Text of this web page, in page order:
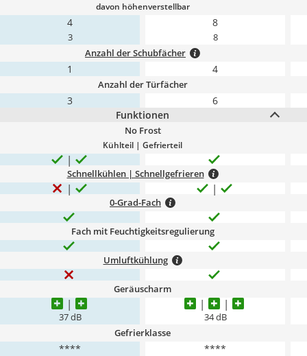
davon höhenverstellbar
4
3
8
8
Anzahl der Schubfächer
1 4
Anzahl der Türfächer
3
6
Funktionen
No Frost
Kühlteil | Gefrierteil
Schnellkühlen | Schnellgefrieren
0-Grad-Fach
Fach mit Feuchtigkeitsregulierung
Umluftkühlung
Geräuscharm
37 dB 34 dB
Gefrierklasse
**** ****